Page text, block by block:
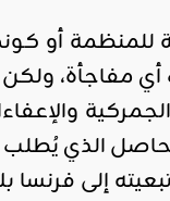
للمنظمة أو
مفاجأة،
الذي يُطلب
إلى فرنسا بلا